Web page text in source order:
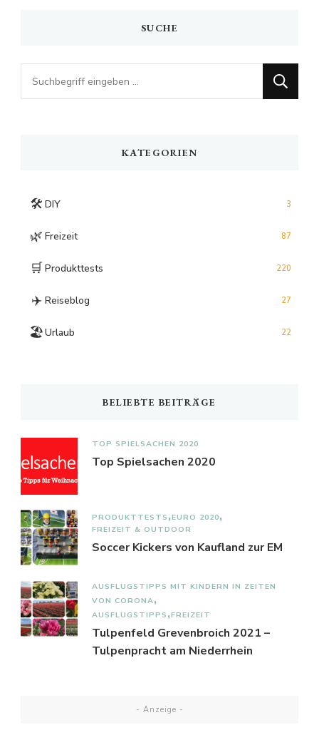
SUCHE
Looking
for
KATEGORIEN
🛠️ DIY 3
🌿 Freizeit 87
🛒 Produkttests 220
✈️ Reiseblog 27
🏖️Urlaub 22
BELIEBTE BEITRÄGE
TOP SPIELSACHEN 2020
Top Spielsachen 2020
PRODUKTTESTS EURO 2020
FREIZEIT & OUTDOOR
Soccer Kickers von Kaufland zur EM
AUSFLUGSTIPPS MIT KINDERN IN ZEITEN
VON CORONA
AUSFLUGSTIPPS FREIZEIT
Tulpenfeld Grevenbroich 2021 –
Tulpenpracht am Niederrhein
- Anzeige -